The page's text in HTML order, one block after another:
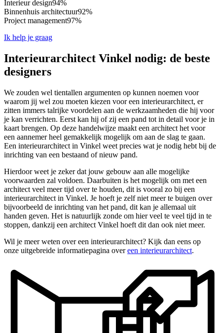
Interieur design94%
Binnenhuis architectuur92%
Project management97%
Ik help je graag
Interieurarchitect Vinkel nodig: de beste
designers
We zouden wel tientallen argumenten op kunnen noemen voor
waarom jij wel zou moeten kiezen voor een interieurarchitect, er
zitten immers talrijke voordelen aan de werkzaamheden die hij voor
je kan verrichten. Eerst kan hij of zij een pand tot in detail voor je in
kaart brengen. Op deze handelwijze maakt een architect het voor
een aannemer heel gemakkelijk mogelijk om aan de slag te gaan.
Een interieurarchitect in Vinkel weet precies wat je nodig hebt bij de
inrichting van een bestaand of nieuw pand.
Hierdoor weet je zeker dat jouw gebouw aan alle mogelijke
voorwaarden zal voldoen. Daarbuiten is het mogelijk om met een
architect veel meer tijd over te houden, dit is vooral zo bij een
interieurarchitect in Vinkel. Je hoeft je zelf niet meer te buigen over
bijvoorbeeld de inrichting van het pand, dit kan je allemaal uit
handen geven. Het is natuurlijk zonde om hier veel te veel tijd in te
stoppen, dankzij een architect Vinkel hoeft dit dan ook niet meer.
Wil je meer weten over een interieurarchitect? Kijk dan eens op
onze uitgebreide informatiepagina overeen interieurarchitect.